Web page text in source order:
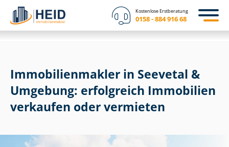
Kostenlose Erstberatung
0158 - 884 916 68
Im­mo­bi­li­en­mak­ler in Seevetal &
Umgebung: erfolgreich Immobilien
verkaufen oder vermieten